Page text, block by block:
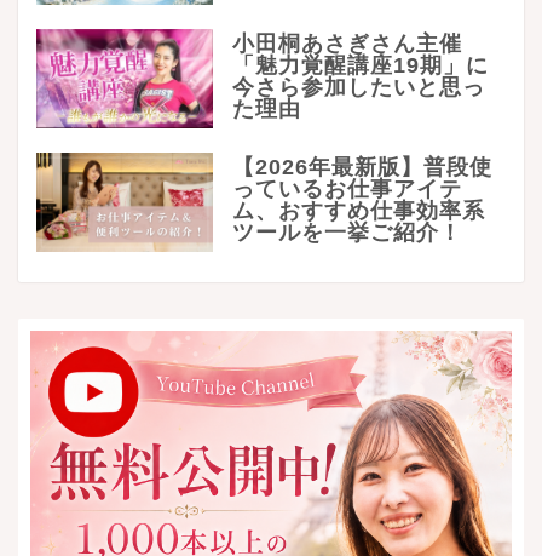
小田桐あさぎさん主催
「魅力覚醒講座19期」に
今さら参加したいと思っ
た理由
【2026年最新版】普段使
っているお仕事アイテ
ム、おすすめ仕事効率系
ツールを一挙ご紹介！